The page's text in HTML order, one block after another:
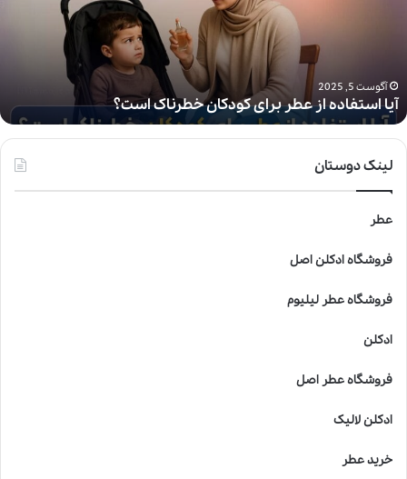
ا
آگوست 5, 2025
آیا استفاده از عطر برای کودکان خطرناک است؟
لینک دوستان
عطر
فروشگاه ادکلن اصل
فروشگاه عطر لیلیوم
ادکلن
فروشگاه عطر اصل
ادکلن لالیک
خرید عطر